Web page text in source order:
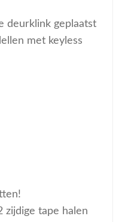
deurklink geplaatst
met keyless
zijdige tape halen